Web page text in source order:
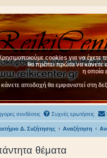
συνδέσεις Συχνές ερωτήσεις
Δ. Συζήτησης Αναζήτηση
θέματα
cookies για να έχετε
θα πρέπει πρώτα να κάνετε
η οποία
αποδοχή θα εμφανιστεί στη